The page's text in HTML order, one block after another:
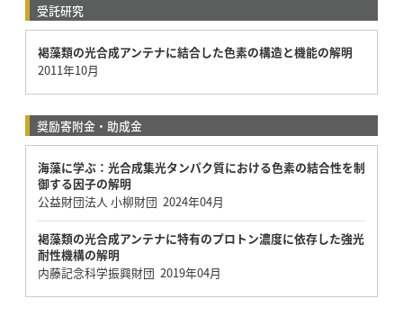
受託研究
褐藻類の光合成アンテナに結合した色素の構造と機能の解明
2011年10月
奨励寄附金・助成金
海藻に学ぶ：光合成集光タンパク質における色素の結合性を制
御する因子の解明
公益財団法人 小柳財団 2024年04月
褐藻類の光合成アンテナに特有のプロトン濃度に依存した強光
耐性機構の解明
内藤記念科学振興財団 2019年04月